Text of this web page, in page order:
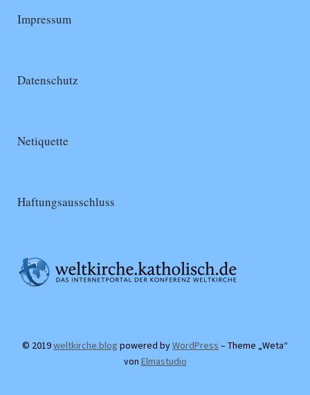
Impressum
Datenschutz
Netiquette
Haftungsausschluss
© 2019weltkirche.blog powered byWordPress – Theme „Weta“
von Elmastudio